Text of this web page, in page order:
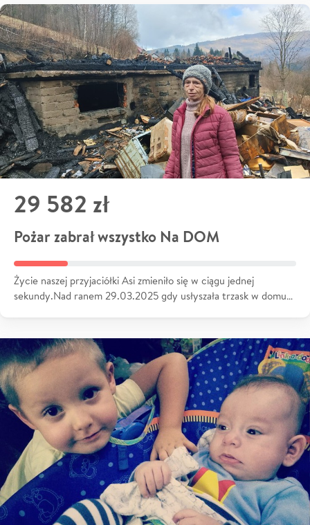
29 582 zł
Pożar zabrał wszystko Na DOM
Życie naszej przyjaciółki Asi zmieniło się w ciągu jednej
sekundy.Nad ranem 29.03.2025 gdy usłyszała trzask w domu…